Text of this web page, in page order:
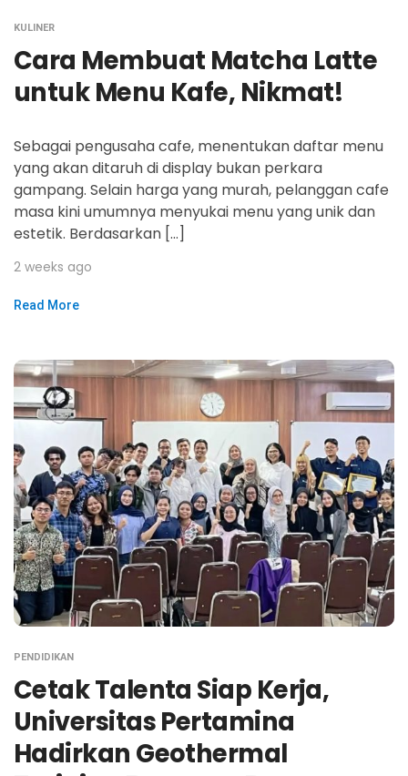
KULINER
Cara Membuat Matcha Latte
untuk Menu Kafe, Nikmat!
Sebagai pengusaha cafe, menentukan daftar menu
yang akan ditaruh di display bukan perkara
gampang. Selain harga yang murah, pelanggan cafe
masa kini umumnya menyukai menu yang unik dan
estetik. Berdasarkan […]
2 weeks ago
Read More
PENDIDIKAN
Cetak Talenta Siap Kerja,
Universitas Pertamina
Hadirkan Geothermal